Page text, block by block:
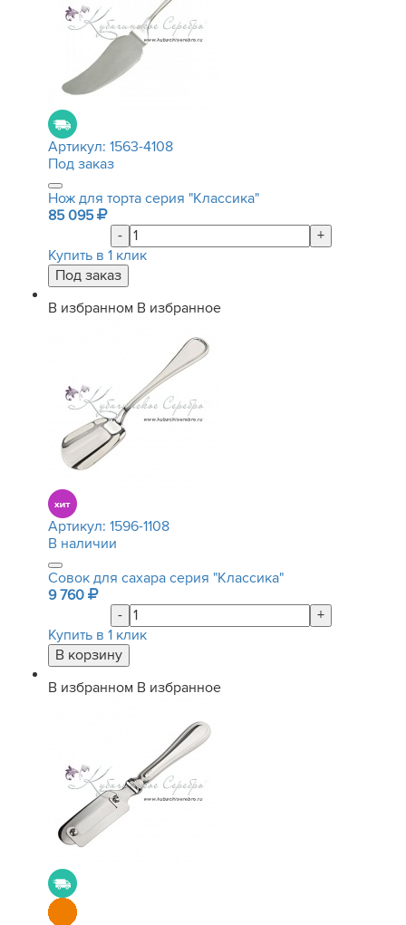
Артикул: 1563-4108
Под заказ
Нож для торта серия "Классика"
85 095
-
+
Купить в 1 клик
В избранном В избранное
Артикул: 1596-1108
В наличии
Совок для сахара серия "Классика"
9 760
-
+
Купить в 1 клик
В избранном В избранное